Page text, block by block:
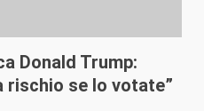
Donald Trump:
rischio se lo votate”